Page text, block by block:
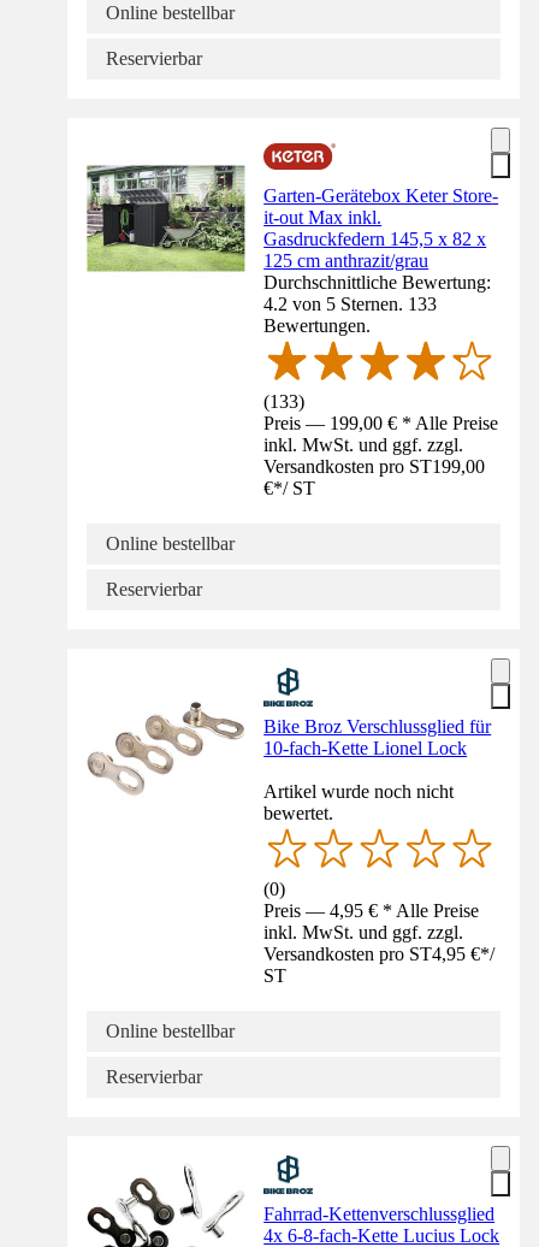
Online bestellbar
Reservierbar
Garten-Gerätebox Keter Store-
it-out Max inkl.
Gasdruckfedern 145,5 x 82 x
125 cm anthrazit/grau
Durchschnittliche Bewertung:
4.2 von 5 Sternen. 133
Bewertungen.
(133)
Preis — 199,00 € * Alle Preise
inkl. MwSt. und ggf. zzgl.
Versandkosten pro ST199,00
€*/ ST
Online bestellbar
Reservierbar
Bike Broz Verschlussglied für
10-fach-Kette Lionel Lock
Artikel wurde noch nicht
bewertet.
(0)
Preis — 4,95 € * Alle Preise
inkl. MwSt. und ggf. zzgl.
Versandkosten pro ST4,95 €*/
ST
Online bestellbar
Reservierbar
Fahrrad-Kettenverschlussglied
4x 6-8-fach-Kette Lucius Lock